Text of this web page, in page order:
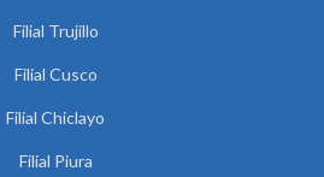
Filial Trujillo
Filial Cusco
Filial Chiclayo
Filial Piura